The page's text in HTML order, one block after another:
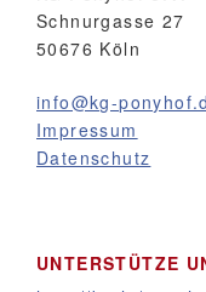
Schnurgasse 27
50676 Köln
info@kg-
Impressum
Datenschutz
UNTERSTÜTZE